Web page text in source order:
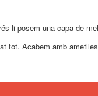
li posem una capa de
tot. Acabem amb